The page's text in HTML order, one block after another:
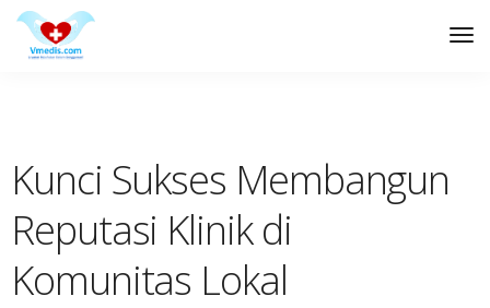
Kunci Sukses Membangun
Reputasi Klinik di
Komunitas Lokal